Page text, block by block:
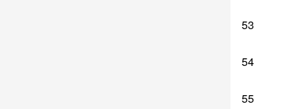
53
54
55